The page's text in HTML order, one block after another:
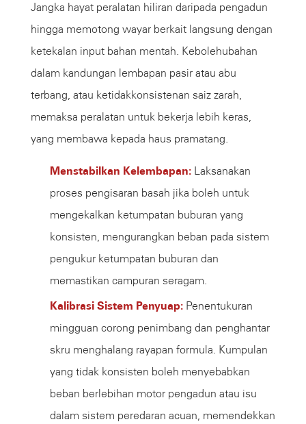
Jangka hayat peralatan hiliran daripada pengadun
hingga memotong wayar berkait langsung dengan
ketekalan input bahan mentah. Kebolehubahan
dalam kandungan lembapan pasir atau abu
terbang, atau ketidakkonsistenan saiz zarah,
memaksa peralatan untuk bekerja lebih keras,
yang membawa kepada haus pramatang.
Menstabilkan Kelembapan: Laksanakan
proses pengisaran basah jika boleh untuk
mengekalkan ketumpatan buburan yang
konsisten, mengurangkan beban pada sistem
pengukur ketumpatan buburan dan
memastikan campuran seragam.
Kalibrasi Sistem Penyuap: Penentukuran
mingguan corong penimbang dan penghantar
skru menghalang rayapan formula. Kumpulan
yang tidak konsisten boleh menyebabkan
beban berlebihan motor pengadun atau isu
dalam sistem peredaran acuan, memendekkan